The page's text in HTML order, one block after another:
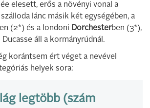
elesett, erős a növényi vonal a
lánc másik két egységében, a
(2*) és a londoni Dorchesterben (3*),
áll a kormányrúdnál.
korántsem ért véget a nevével
helyek sora:
legtöbb (szám